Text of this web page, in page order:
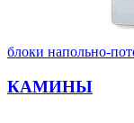
блоки напольно-
КАМИНЫ